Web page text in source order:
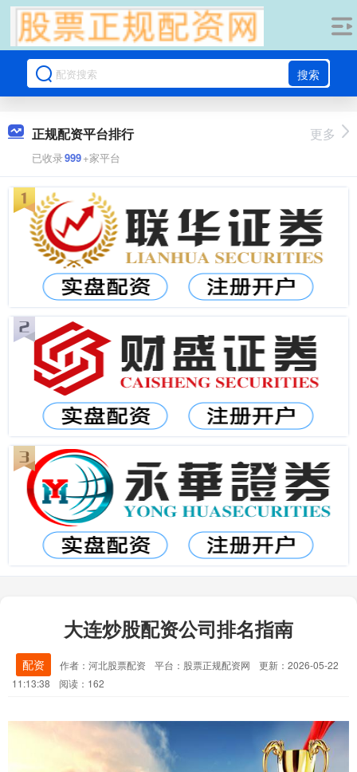
搜索
正规配资平台排行
已收录999+家平台
更多
大连炒股配资公司排名指南
配资 作者：河北股票配资 平台：股票正规配资网
更新：2026-05-22
11:13:38
阅读：162